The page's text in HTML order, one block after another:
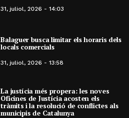
31, juliol, 2026 - 14:03
Balaguer busca limitar els horaris dels
locals comercials
31, juliol, 2026 - 13:58
La justícia més propera: les noves
Oficines de Justícia acosten els
tràmits i la resolució de conflictes als
municipis de Catalunya